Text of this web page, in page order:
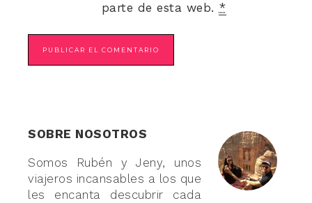
parte de esta web. *
SOBRE NOSOTROS
Somos Rubén y Jeny, unos
viajeros incansables a los que
les encanta descubrir cada